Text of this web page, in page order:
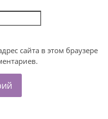
сайта в этом браузере